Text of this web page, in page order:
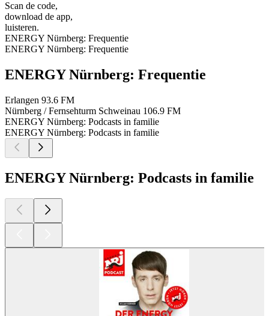
Scan de code,
download de app,
luisteren.
ENERGY Nürnberg: Frequentie
ENERGY Nürnberg: Frequentie
ENERGY Nürnberg: Frequentie
Erlangen 93.6 FM
Nürnberg / Fernsehturm Schweinau 106.9 FM
ENERGY Nürnberg: Podcasts in familie
ENERGY Nürnberg: Podcasts in familie
ENERGY Nürnberg: Podcasts in familie